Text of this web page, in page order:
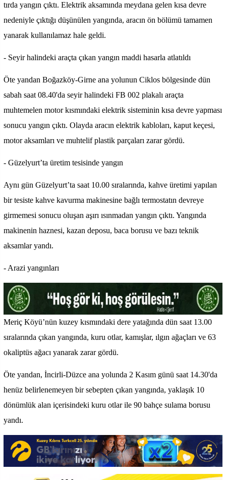
tırda yangın çıktı. Elektrik aksamında meydana gelen kısa devre
nedeniyle çıktığı düşünülen yangında, aracın ön bölümü tamamen
yanarak kullanılamaz hale geldi.
- Seyir halindeki araçta çıkan yangın maddi hasarla atlatıldı
Öte yandan Boğazköy-Girne ana yolunun Ciklos bölgesinde dün
sabah saat 08.40'da seyir halindeki FB 002 plakalı araçta
muhtemelen motor kısmındaki elektrik sisteminin kısa devre yapması
sonucu yangın çıktı. Olayda aracın elektrik kabloları, kaput keçesi,
motor aksamları ve muhtelif plastik parçaları zarar gördü.
- Güzelyurt’ta üretim tesisinde yangın
Aynı gün Güzelyurt’ta saat 10.00 sıralarında, kahve üretimi yapılan
bir tesiste kahve kavurma makinesine bağlı termostatın devreye
girmemesi sonucu oluşan aşırı ısınmadan yangın çıktı. Yangında
makinenin haznesi, kazan deposu, baca borusu ve bazı teknik
aksamlar yandı.
- Arazi yangınları
Meriç Köyü’nün kuzey kısmındaki dere yatağında dün saat 13.00
sıralarında çıkan yangında, kuru otlar, kamışlar, ılgın ağaçları ve 63
okaliptüs ağacı yanarak zarar gördü.
Öte yandan, İncirli-Düzce ana yolunda 2 Kasım günü saat 14.30'da
henüz belirlenemeyen bir sebepten çıkan yangında, yaklaşık 10
dönümlük alan içerisindeki kuru otlar ile 90 bahçe sulama borusu
yandı.